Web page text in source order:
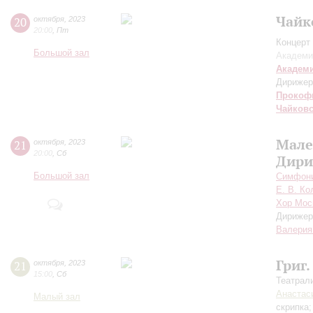
20 октября 2023
20:00 Пт
Большой зал
21 октября 2023
20:00 Сб
Большой зал
Е. В.
Хор
21 октября 2023
15:00 Сб
Малый зал